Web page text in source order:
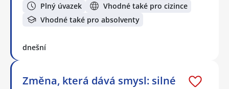
Plný úvazek
Vhodné také pro cizince
Vhodné také pro absolventy
dnešní
Změna, která dává smysl: silné